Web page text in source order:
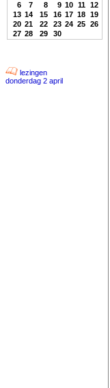
6
7 8 9 10 11 12
13 14 15 16 17 18 19
20 21 22 23 24 25 26
27 28 29 30
lezingen
donderdag 2 april